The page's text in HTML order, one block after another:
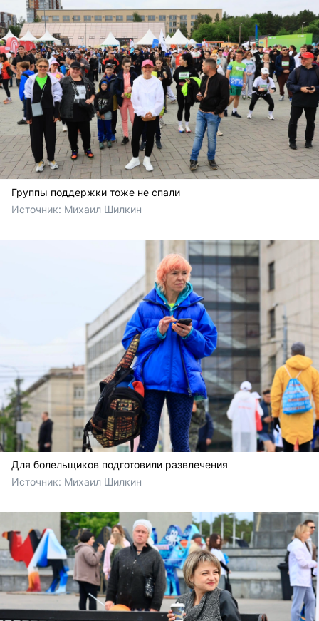
Группы поддержки тоже не спали
Источник: Михаил Шилкин
Для болельщиков подготовили развлечения
Источник: Михаил Шилкин